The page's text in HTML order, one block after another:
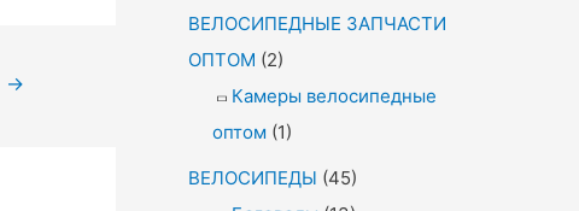
→
ВЕЛОСИПЕДНЫЕ ЗАПЧАСТИ
ОПТОМ (2)
Камеры велосипедные
оптом (1)
ВЕЛОСИПЕДЫ (45)